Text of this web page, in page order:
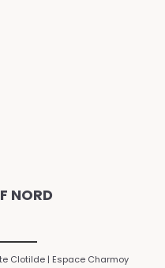
NORD
Clotilde | Espace Charmoy